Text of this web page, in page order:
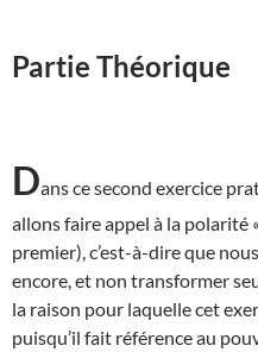
Partie Théorique
Dans ce second exercice
allons faire appel à la polarité «
premier), c’est-à-dire que
encore, et non transformer
la raison pour laquelle cet
puisqu’il fait référence au